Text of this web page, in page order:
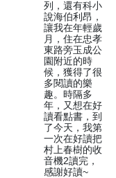
列，還有科小
說海伯利昂，
讓我在年輕歲
月，住在忠孝
東路旁玉成公
園附近的時
候，獲得了很
多閱讀的樂
趣。時隔多
年，又想在好
讀看點書，到
了今天，我第
一次在好讀把
村上春樹的收
音機2讀完，
感謝好讀~